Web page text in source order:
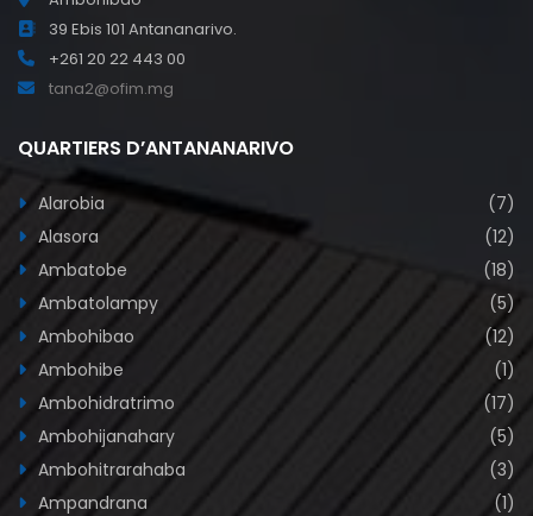
39 Ebis 101 Antananarivo.
+261 20 22 443 00
tana2@ofim.mg
QUARTIERS D’ANTANANARIVO
Alarobia
(7)
Alasora
(12)
Ambatobe
(18)
Ambatolampy
(5)
Ambohibao
(12)
Ambohibe
(1)
Ambohidratrimo
(17)
Ambohijanahary
(5)
Ambohitrarahaba
(3)
Ampandrana
(1)